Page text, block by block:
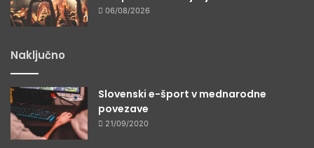
06/08/2026
Naključno
Slovenski e-šport v mednarodne
povezave
21/09/2020